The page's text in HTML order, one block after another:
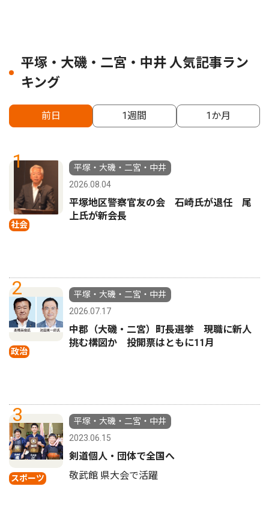
平塚・大磯・二宮・中井 人気記事ラン
キング
前日 1週間 1か月
1
社会
平塚・大磯・二宮・中井
2026.08.04
平塚地区警察官友の会 石崎氏が退任 尾
上氏が新会長
2
政治
平塚・大磯・二宮・中井
2026.07.17
中郡（大磯・二宮）町長選挙 現職に新人
挑む構図か 投開票はともに11月
3
スポーツ
平塚・大磯・二宮・中井
2023.06.15
剣道個人・団体で全国へ
敬武館 県大会で活躍